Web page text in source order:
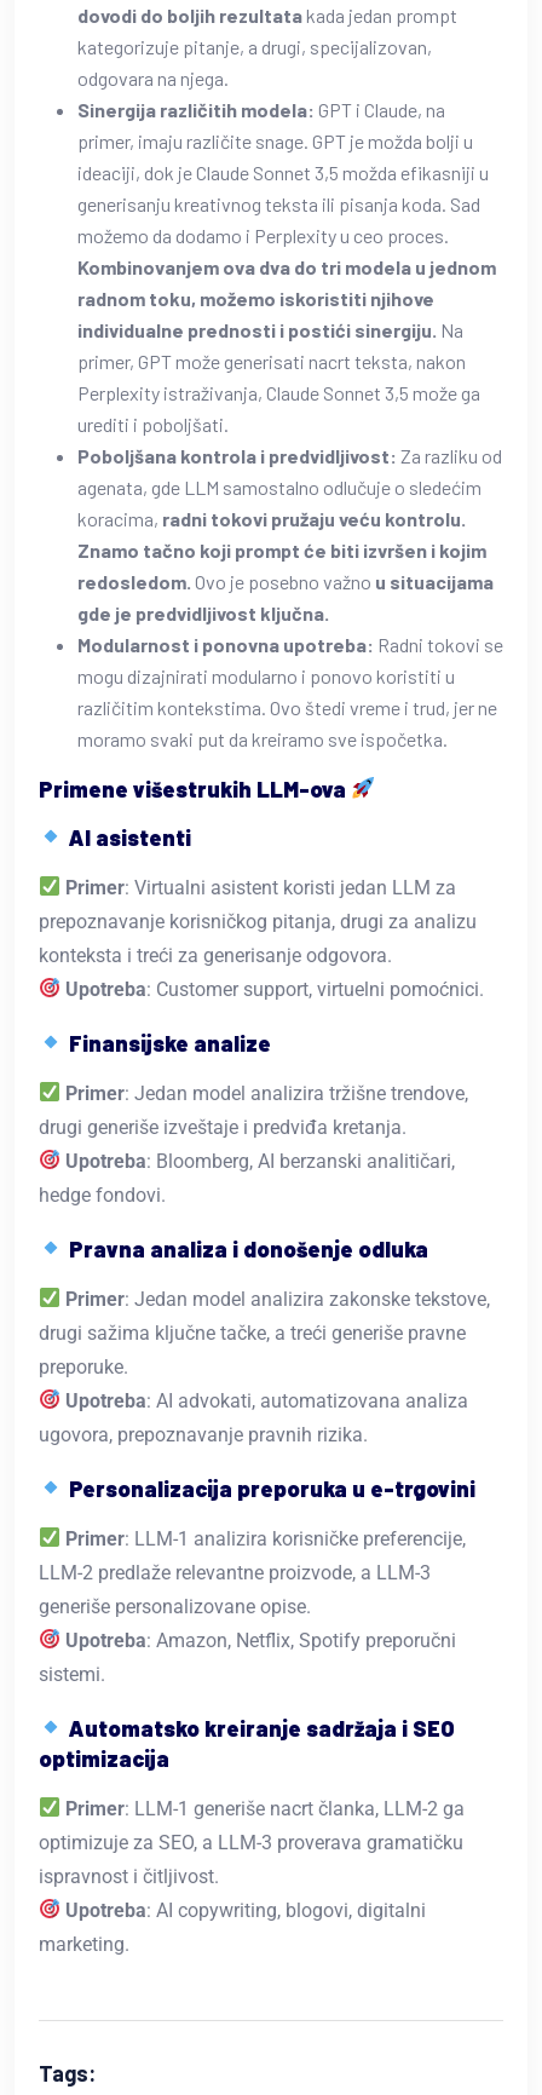
dovodi do boljih rezultata kada jedan prompt
kategorizuje pitanje, a drugi, specijalizovan,
odgovara na njega.
Sinergija različitih modela: GPT i Claude, na
primer, imaju različite snage. GPT je možda bolji u
ideaciji, dok je Claude Sonnet 3,5 možda efikasniji u
generisanju kreativnog teksta ili pisanja koda. Sad
možemo da dodamo i Perplexity u ceo proces.
Kombinovanjem ova dva do tri modela u jednom
radnom toku, možemo iskoristiti njihove
individualne prednosti i postići sinergiju. Na
primer, GPT može generisati nacrt teksta, nakon
Perplexity istraživanja, Claude Sonnet 3,5 može ga
urediti i poboljšati.
Poboljšana kontrola i predvidljivost: Za razliku od
agenata, gde LLM samostalno odlučuje o sledećim
koracima, radni tokovi pružaju veću kontrolu.
Znamo tačno koji prompt će biti izvršen i kojim
redosledom. Ovo je posebno važno u situacijama
gde je predvidljivost ključna.
Modularnost i ponovna upotreba: Radni tokovi se
mogu dizajnirati modularno i ponovo koristiti u
različitim kontekstima. Ovo štedi vreme i trud, jer ne
moramo svaki put da kreiramo sve ispočetka.
Primene višestrukih LLM-ova
AI asistenti
Primer: Virtualni asistent koristi jedan LLM za
prepoznavanje korisničkog pitanja, drugi za analizu
konteksta i treći za generisanje odgovora.
Upotreba: Customer support, virtuelni pomoćnici.
Finansijske analize
Primer: Jedan model analizira tržišne trendove,
drugi generiše izveštaje i predviđa kretanja.
Upotreba: Bloomberg, AI berzanski analitičari,
hedge fondovi.
Pravna analiza i donošenje odluka
Primer: Jedan model analizira zakonske tekstove,
drugi sažima ključne tačke, a treći generiše pravne
preporuke.
Upotreba: AI advokati, automatizovana analiza
ugovora, prepoznavanje pravnih rizika.
Personalizacija preporuka u e-trgovini
Primer: LLM-1 analizira korisničke preferencije,
LLM-2 predlaže relevantne proizvode, a LLM-3
generiše personalizovane opise.
Upotreba: Amazon, Netflix, Spotify preporučni
sistemi.
Automatsko kreiranje sadržaja i SEO
optimizacija
Primer: LLM-1 generiše nacrt članka, LLM-2 ga
optimizuje za SEO, a LLM-3 proverava gramatičku
ispravnost i čitljivost.
Upotreba: AI copywriting, blogovi, digitalni
marketing.
Tags: